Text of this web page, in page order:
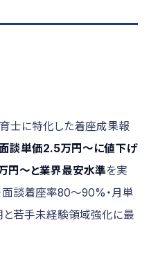
士に特化した着座成果報
談単価2.5万円〜に値下げ
円〜と業界最安水準を実
面談着座率80〜90%・月単
と若手未経験領域強化に最